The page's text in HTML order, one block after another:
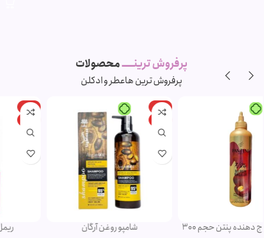
پرفروش ترینـــــمحصولات
پرفروش ترین هاعطر و ادکلن
-5%
ویژه
شامپو روغن آرگان
-11%
ویژه
ریمل صورتی اروجینال